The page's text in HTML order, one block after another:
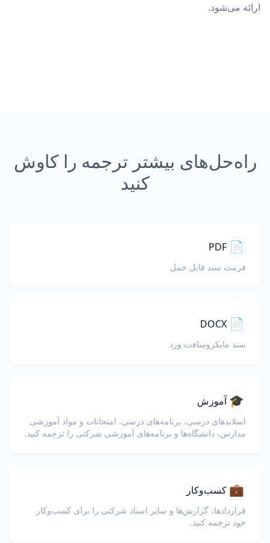
ارائه می‌شود.
راه‌حل‌های بیشتر ترجمه را کاوش
کنید
📄
PDF
فرمت سند قابل حمل
📄
DOCX
سند مایکروسافت ورد
🎓 آموزش
اسلایدهای درسی، برنامه‌های درسی، امتحانات و مواد آموزشی
مدارس، دانشگاه‌ها و برنامه‌های آموزشی شرکتی را ترجمه کنید.
💼 کسب‌وکار
قراردادها، گزارش‌ها و سایر اسناد شرکتی را برای کسب‌وکار
خود ترجمه کنید.